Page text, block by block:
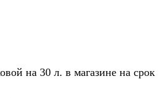
на 30 л. в магазине на срок